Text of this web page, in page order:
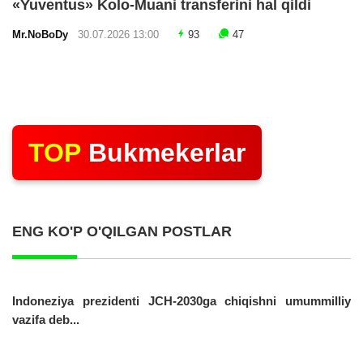
«Yuventus» Kolo-Muani transferini hal qildi
Mr.NoBoDy 30.07.2026 13:00 93 47
TOP Bukmekerlar
ENG KO'P O'QILGAN POSTLAR
Indoneziya prezidenti JCH-2030ga chiqishni umummilliy
vazifa deb...